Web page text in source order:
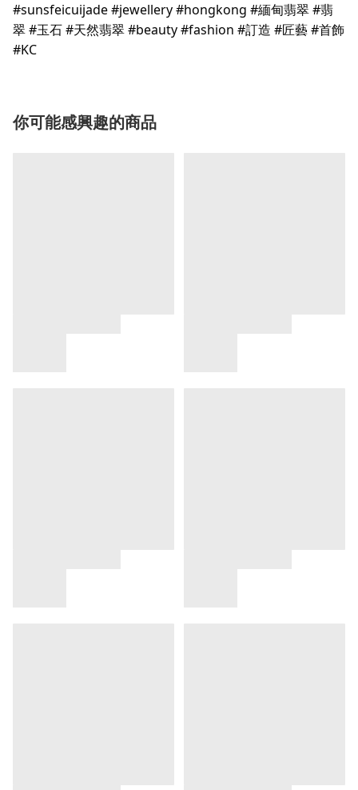
#sunsfeicuijade #jewellery #hongkong #緬甸翡翠 #翡
翠 #玉石 #天然翡翠 #beauty #fashion #訂造 #匠藝 #首飾
#KC
你可能感興趣的商品